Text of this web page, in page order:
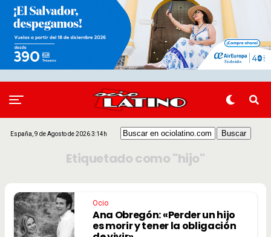
España, 9 de Agosto de 2026 3:14h
Etiquetado como "hijo"
Ocio
Ana Obregón: «Perder un hijo
es morir y tener la obligación